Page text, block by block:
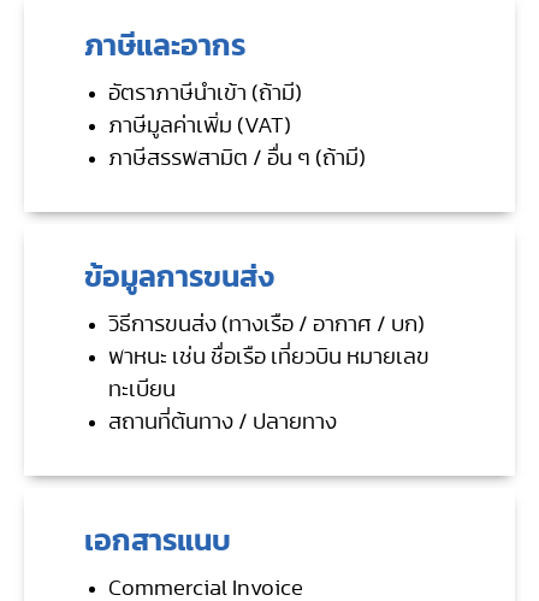
ภาษีและอากร
อัตราภาษีนำเข้า (ถ้ามี)
ภาษีมูลค่าเพิ่ม (VAT)
ภาษีสรรพสามิต / อื่น ๆ (ถ้ามี)
ข้อมูลการขนส่ง
วิธีการขนส่ง (ทางเรือ / อากาศ / บก)
พาหนะ เช่น ชื่อเรือ เที่ยวบิน หมายเลข
ทะเบียน
สถานที่ต้นทาง / ปลายทาง
เอกสารแนบ
Commercial Invoice